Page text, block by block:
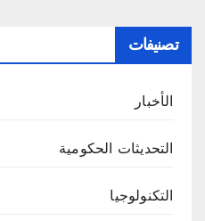
تصنيفات
الأخبار
التحديثات الحكومية
التكنولوجيا